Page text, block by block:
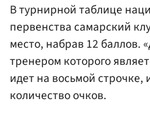
В турнирной таблице
первенства самарский
место, набрав 12 баллов.
тренером которого
идет на восьмой строчке,
количество очков.